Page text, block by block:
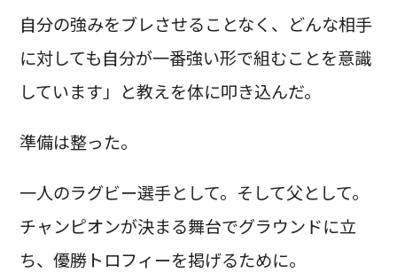
自分の強みをブレさせることなく、どんな相手
に対しても自分が一番強い形で組むことを意識
しています」と教えを体に叩き込んだ。
準備は整った。
一人のラグビー選手として。そして父として。
チャンピオンが決まる舞台でグラウンドに立
ち、優勝トロフィーを掲げるために。